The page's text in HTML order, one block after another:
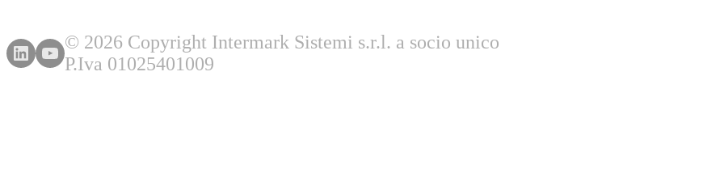
© 2026 Copyright Intermark Sistemi s.r.l. a socio unico
P.Iva 01025401009